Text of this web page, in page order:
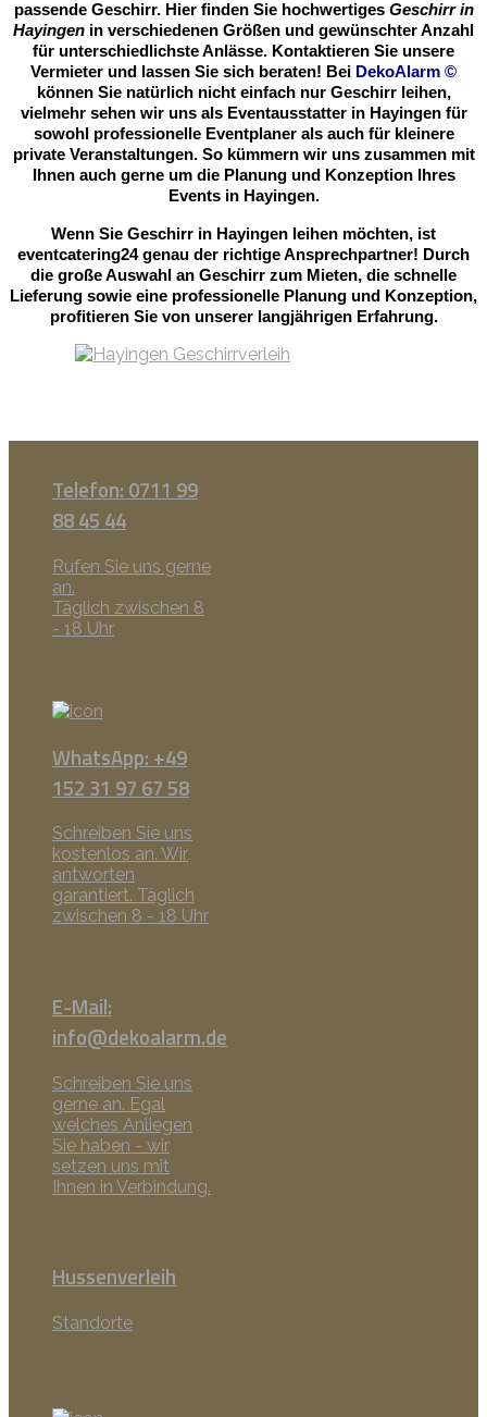
passende Geschirr. Hier finden Sie hochwertiges Geschirr in
Hayingen in verschiedenen Größen und gewünschter Anzahl
für unterschiedlichste Anlässe. Kontaktieren Sie unsere
Vermieter und lassen Sie sich beraten! Bei DekoAlarm ©
können Sie natürlich nicht einfach nur Geschirr leihen,
vielmehr sehen wir uns als Eventausstatter in Hayingen für
sowohl professionelle Eventplaner als auch für kleinere
private Veranstaltungen. So kümmern wir uns zusammen mit
Ihnen auch gerne um die Planung und Konzeption Ihres
Events in Hayingen.
Wenn Sie Geschirr in Hayingen leihen möchten, ist
eventcatering24 genau der richtige Ansprechpartner! Durch
die große Auswahl an Geschirr zum Mieten, die schnelle
Lieferung sowie eine professionelle Planung und Konzeption,
profitieren Sie von unserer langjährigen Erfahrung.
Telefon: 0711 99
88 45 44
Rufen Sie uns gerne
an.
Täglich zwischen 8
- 18 Uhr
WhatsApp: +49
152 31 97 67 58
Schreiben Sie uns
kostenlos an. Wir
antworten
garantiert. Täglich
zwischen 8 - 18 Uhr
E-Mail:
info@dekoalarm.de
Schreiben Sie uns
gerne an. Egal
welches Anliegen
Sie haben - wir
setzen uns mit
Ihnen in Verbindung.
Hussenverleih
Standorte